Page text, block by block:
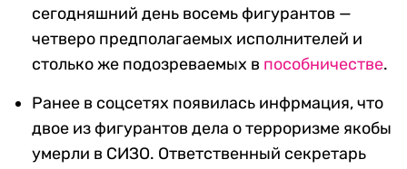
сегодняшний день восемь фигурантов —
четверо предполагаемых исполнителей и
столько же подозреваемых в пособничестве.
Ранее в соцсетях появилась инфрмация, что
двое из фигурантов дела о терроризме якобы
умерли в СИЗО. Ответственный секретарь